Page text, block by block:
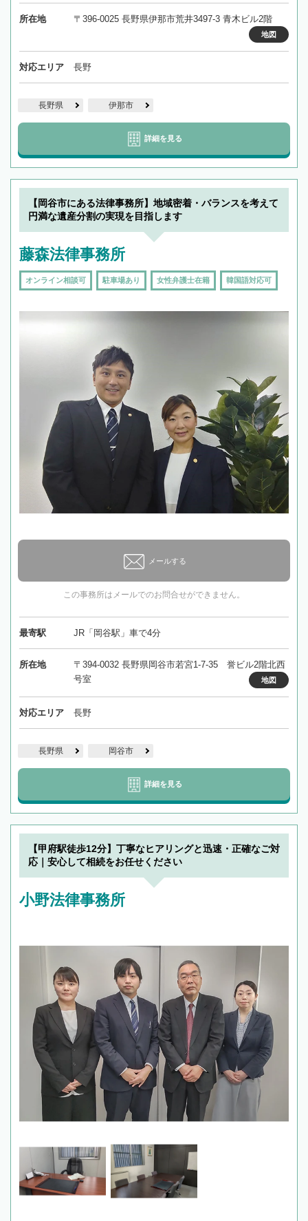
所在地 〒396-0025 長野県伊那市荒井3497-3 青木ビル2階
地図
対応エリア 長野
長野県 伊那市
詳細を見る
【岡谷市にある法律事務所】地域密着・バランスを考えて
円満な遺産分割の実現を目指します
藤森法律事務所
オンライン相談可 駐車場あり 女性弁護士在籍 韓国語対応可
メールする
この事務所はメールでのお問合せができません。
最寄駅 JR「岡谷駅」車で4分
所在地
〒394-0032 長野県岡谷市若宮1-7-35 誉ビル2階北西
号室
地図
対応エリア 長野
長野県 岡谷市
詳細を見る
【甲府駅徒歩12分】丁寧なヒアリングと迅速・正確なご対
応｜安心して相続をお任せください
小野法律事務所